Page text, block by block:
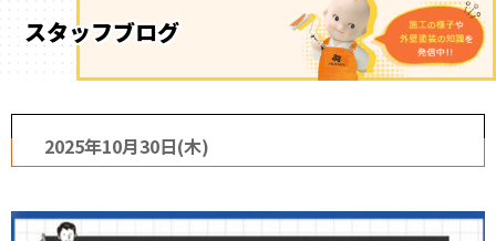
スタッフブログ
2025年10月30日(木)